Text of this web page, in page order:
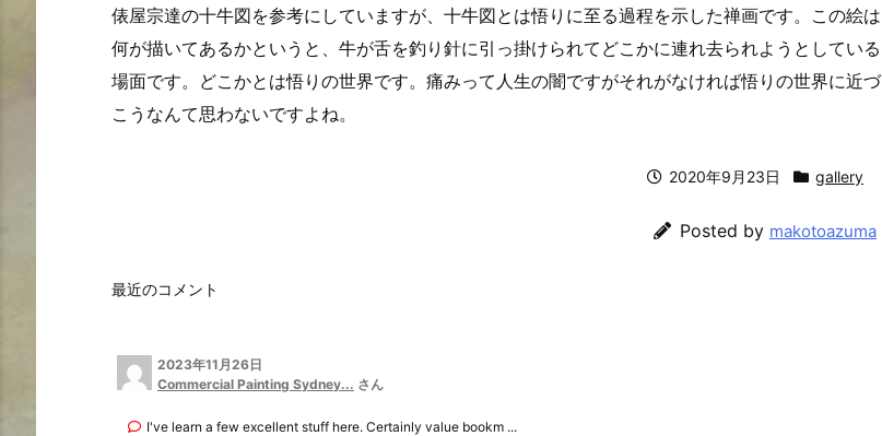
俵屋宗達の十牛図を参考にしていますが、十牛図とは悟りに至る過程を示した禅画です。この絵は
何が描いてあるかというと、牛が舌を釣り針に引っ掛けられてどこかに連れ去られようとしている
場面です。どこかとは悟りの世界です。痛みって人生の闇ですがそれがなければ悟りの世界に近づ
こうなんて思わないですよね。
2020年9月23日 gallery
Posted by makotoazuma
最近のコメント
2023年11月26日
Commercial Painting Sydney... さん
I've learn a few excellent stuff here. Certainly value bookm ...